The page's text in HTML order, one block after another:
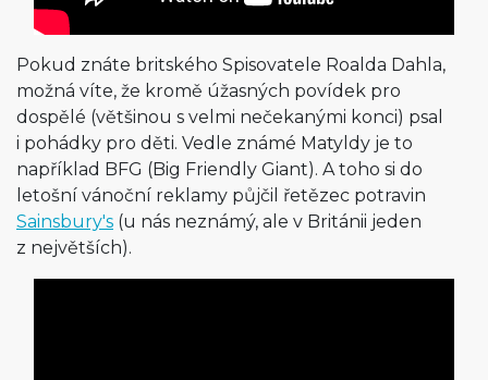
Pokud znáte britského Spisovatele Roalda Dahla,
možná víte, že kromě úžasných povídek pro
dospělé (většinou s velmi nečekanými konci) psal
i pohádky pro děti. Vedle známé Matyldy je to
například BFG (Big Friendly Giant). A toho si do
letošní vánoční reklamy půjčil řetězec potravin
Sainsbury's (u nás neznámý, ale v Británii jeden
z největších).